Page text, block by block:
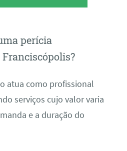
perícia
atua como profissional
serviços cujo valor varia
e a duração do